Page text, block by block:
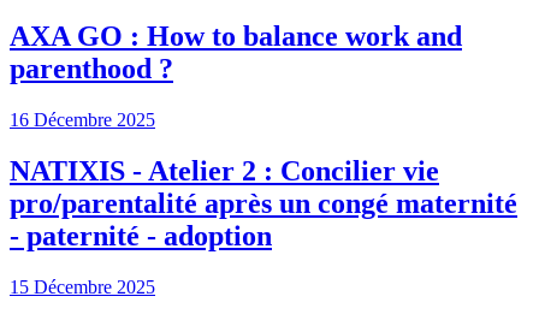
AXA GO : How to balance work and
parenthood ?
16 Décembre 2025
NATIXIS - Atelier 2 : Concilier vie
pro/parentalité après un congé maternité
- paternité - adoption
15 Décembre 2025